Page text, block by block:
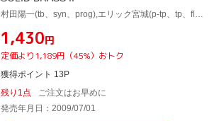
¥1,430円
定価より1,189円（45%）おトク
獲得ポイント 13P
残り1点
ご注文はお早めに
発売年月日：2009/07/01